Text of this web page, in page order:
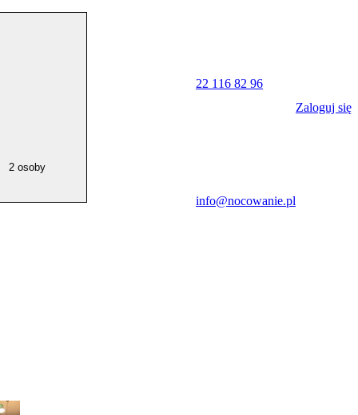
2 osoby
22 116 82 96
info@nocowanie.pl
Zaloguj się